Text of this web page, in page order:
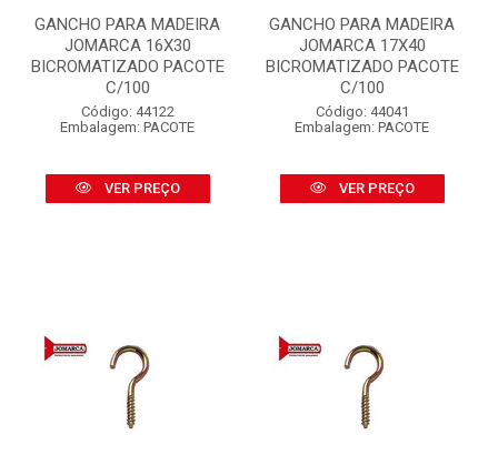
GANCHO PARA MADEIRA
JOMARCA 16X30
BICROMATIZADO PACOTE
C/100
Código: 44122
Embalagem: PACOTE
VER PREÇO
GANCHO PARA MADEIRA
JOMARCA 17X40
BICROMATIZADO PACOTE
C/100
Código: 44041
Embalagem: PACOTE
VER PREÇO